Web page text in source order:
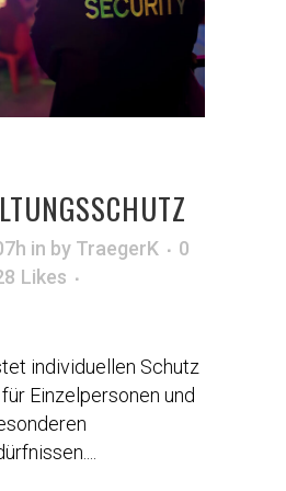
in by TraegerK
0
Likes
individuellen Schutz
Einzelpersonen und